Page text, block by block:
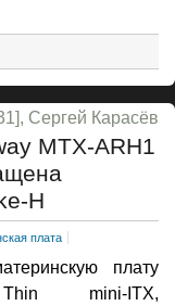
Сергей Карасёв
MTX-ARH1
H
плата
плату
mini-ITX,